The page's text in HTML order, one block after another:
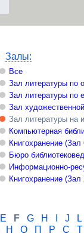
Залы:
Все
Зал литературы по
Зал литературы по
Зал
Зал литературы на
Компьютерная
Книгохранение
Бюро
Информационно-
Книгохранение
E F G H J
L
Н О П Р С Т